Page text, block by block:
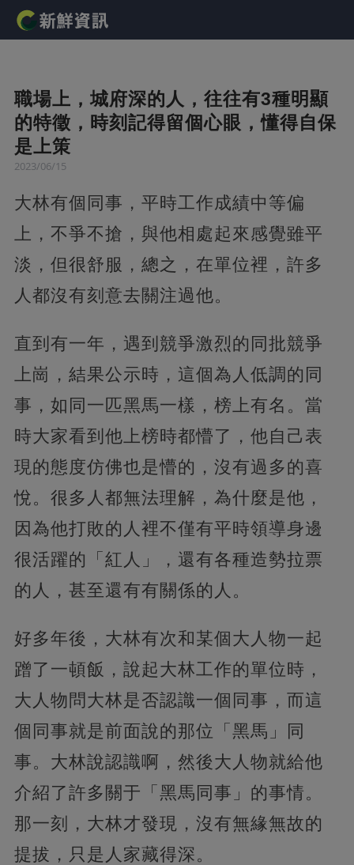
職場上，城府深的人，往往有3種明顯
的特徵，時刻記得留個心眼，懂得自保
是上策
2023/06/15
大林有個同事，平時工作成績中等偏
上，不爭不搶，與他相處起來感覺雖平
淡，但很舒服，總之，在單位裡，許多
人都沒有刻意去關注過他。
直到有一年，遇到競爭激烈的同批競爭
上崗，結果公示時，這個為人低調的同
事，如同一匹黑馬一樣，榜上有名。當
時大家看到他上榜時都懵了，他自己表
現的態度仿佛也是懵的，沒有過多的喜
悅。很多人都無法理解，為什麼是他，
因為他打敗的人裡不僅有平時領導身邊
很活躍的「紅人」，還有各種造勢拉票
的人，甚至還有有關係的人。
好多年後，大林有次和某個大人物一起
蹭了一頓飯，說起大林工作的單位時，
大人物問大林是否認識一個同事，而這
個同事就是前面說的那位「黑馬」同
事。大林說認識啊，然後大人物就給他
介紹了許多關于「黑馬同事」的事情。
那一刻，大林才發現，沒有無緣無故的
提拔，只是人家藏得深。